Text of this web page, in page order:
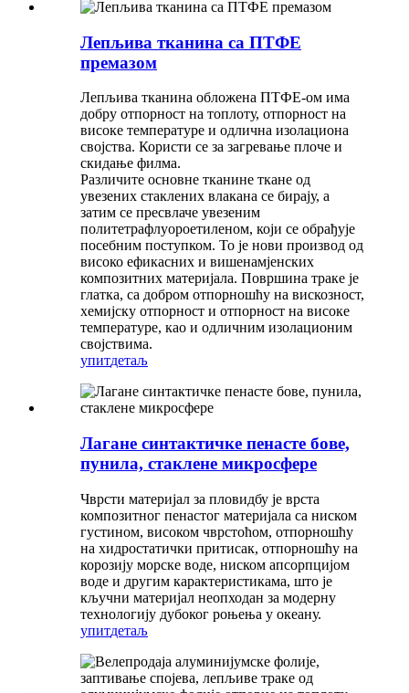
Лепљива тканина са ПТФЕ
премазом
Лепљива тканина обложена ПТФЕ-ом има
добру отпорност на топлоту, отпорност на
високе температуре и одлична изолациона
својства. Користи се за загревање плоче и
скидање филма.
Различите основне тканине ткане од
увезених стаклених влакана се бирају, а
затим се пресвлаче увезеним
политетрафлуороетиленом, који се обрађује
посебним поступком. То је нови производ од
високо ефикасних и вишенамјенских
композитних материјала. Површина траке је
глатка, са добром отпорношћу на вискозност,
хемијску отпорност и отпорност на високе
температуре, као и одличним изолационим
својствима.
упитдетаљ
Лагане синтактичке пенасте бове,
пунила, стаклене микросфере
Чврсти материјал за пловидбу је врста
композитног пенастог материјала са ниском
густином, високом чврстоћом, отпорношћу
на хидростатички притисак, отпорношћу на
корозију морске воде, ниском апсорпцијом
воде и другим карактеристикама, што је
кључни материјал неопходан за модерну
технологију дубоког роњења у океану.
упитдетаљ